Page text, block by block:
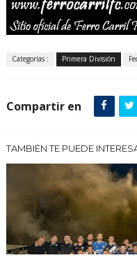
Categorías : Primera División
Compartir en
TAMBIÉN TE PUEDE